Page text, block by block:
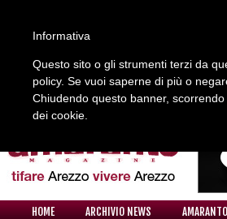
REDAZIONE COLLABORA CON NOI CONTATTI
HOME ARCHIVIO NEWS
Informativa
Questo sito o gli strumenti terzi da
policy. Se vuoi saperne di più o
Chiudendo questo banner,
dei cookie.